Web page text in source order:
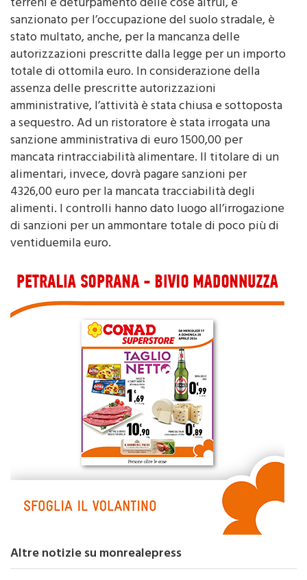
stato multato, anche, per la mancanza delle
autorizzazioni prescritte dalla legge per un importo
totale di ottomila euro. In considerazione della
assenza delle prescritte autorizzazioni
amministrative, l’attività è stata chiusa e sottoposta
a sequestro. Ad un ristoratore è stata irrogata una
sanzione amministrativa di euro 1500,00 per
mancata rintracciabilità alimentare. Il titolare di un
alimentari, invece, dovrà pagare sanzioni per
4326,00 euro per la mancata tracciabilità degli
alimenti. I controlli hanno dato luogo all’irrogazione
di sanzioni per un ammontare totale di poco più di
ventiduemila euro.
TOP NEWS ITALPRESS